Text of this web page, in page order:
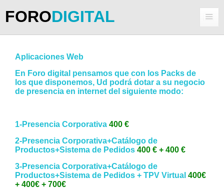
FORODIGITAL
Aplicaciones Web
En Foro digital pensamos que con los Packs de
los que disponemos, Ud podrá dotar a su negocio
de presencia en internet del siguiente modo:
1-Presencia Corporativa 400 €
2-Presencia Corporativa+Catálogo de
Productos+Sistema de Pedidos 400 € + 400 €
3-Presencia Corporativa+Catálogo de
Productos+Sistema de Pedidos + TPV Virtual 400€
+ 400€ + 700€